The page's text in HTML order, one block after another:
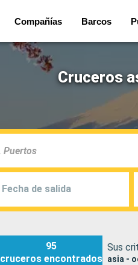
Compañías Barcos
Cruceros
Fecha de salida
95
cruceros encontrados
Sus
asia -